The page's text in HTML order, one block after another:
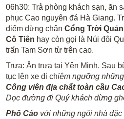
06h30: Trả phòng khách sạn, ăn
phục Cao nguyên đá Hà Giang.
điểm dừng chânCổng Trời
Cô Tiên hay còn gọi là Núi đôi
trấn Tam Sơn từ trên cao.
Trưa: Ăn trưa tại Yên Minh. Sau
tục lên xe đi chiêm ngưỡng
Công viên địa chất toàn cầu
Dọc đường đi Quý khách dừng
Phố Cáo với những ngôi nhà